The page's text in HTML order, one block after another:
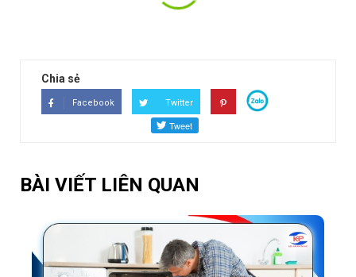
XEM TẤT CẢ ĐÁNH GIÁ
Chia sẻ
Facebook Twitter
BÀI VIẾT LIÊN QUAN